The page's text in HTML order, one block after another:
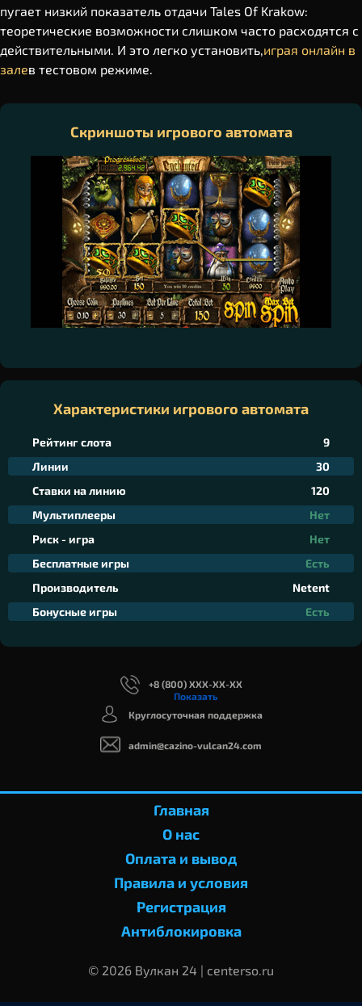
пугает низкий показатель отдачи Tales Of Krakow:
теоретические возможности слишком часто расходятся с
действительными. И это легко установить,играя онлайн в
залев тестовом режиме.
Скриншоты игрового автомата
Характеристики игрового автомата
Рейтинг слота
9
Линии
30
Ставки на линию
120
Мультиплееры
Нет
Риск - игра
Нет
Бесплатные игры
Есть
Производитель
Netent
Бонусные игры
Есть
+8 (800) XXX-XX-XX
Показать
Круглосуточная поддержка
admin@cazino-vulcan24.com
Главная
О нас
Оплата и вывод
Правила и условия
Регистрация
Антиблокировка
© 2026 Вулкан 24 | centerso.ru